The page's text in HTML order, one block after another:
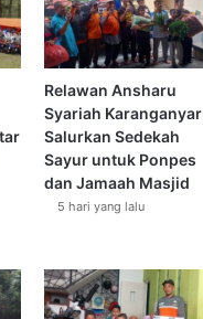
Relawan Ansharu
Syariah Karanganyar
Salurkan Sedekah
Sayur untuk Ponpes
dan Jamaah Masjid
5 hari yang lalu